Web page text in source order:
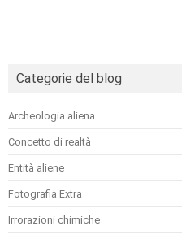
Categorie del blog
Archeologia aliena
Concetto di realtà
Entità aliene
Fotografia Extra
Irrorazioni chimiche